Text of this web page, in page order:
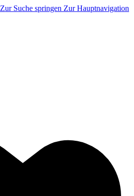
Zur Suche springen Zur Hauptnavigation